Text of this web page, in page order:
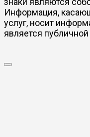
Информация,
услуг, носит
является